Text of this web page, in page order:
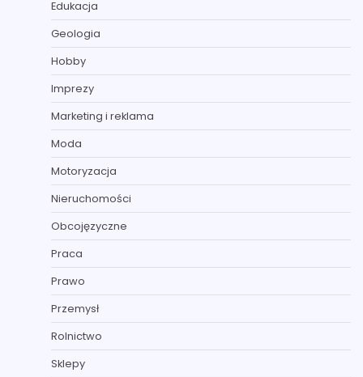
Edukacja
Geologia
Hobby
Imprezy
Marketing i reklama
Moda
Motoryzacja
Nieruchomości
Obcojęzyczne
Praca
Prawo
Przemysł
Rolnictwo
Sklepy